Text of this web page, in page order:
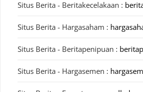
Situs Berita - Beritakecelakaan :
Situs Berita - Hargasaham :
Situs Berita - Beritapenipuan :
Situs Berita - Hargasemen :